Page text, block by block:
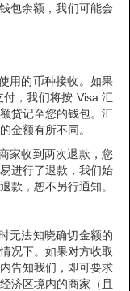
包余额，我们可能会
用的币种接收。如果
，我们将按 Visa 汇
贷记至您的钱包。汇
金额有所不同。
家收到两次退款，您
进行了退款，我们始
款，恕不另行通知。
无法知晓确切金额的
况下。如果对方收取
告知我们，即可要求
济区境内的商家（且